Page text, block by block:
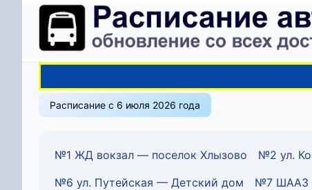
Расписание с 6 июля 2026 года
№1 ЖД вокзал — поселок Хлызово №2 ул.
№6 ул. Путейская — Детский дом
№7 ШААЗ